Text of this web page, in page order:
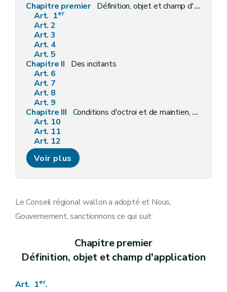
Chapitre premier Définition, objet et champ d'application
Art. 1er
Art. 2
Art. 3
Art. 4
Art. 5
Chapitre II
Des incitants
Art. 6
Art. 7
Art. 8
Art. 9
Chapitre III Conditions d'octroi et de maintien, procédures de demande et d'octroi, modalités de liquidation, de contrôle et sanctions
Art. 10
Art. 11
Art. 12
Art. 13
Art. 14
Art. 14/1
Art. 17
Art. 17/1
Chapitre (De la récolte et de la gestion des données - Décret du 25 avril 2024, art.16)
Art. 17/5
Art. 19
Voir plus
Le Conseil régional wallon a adopté et Nous,
Gouvernement, sanctionnons ce qui suit:
Chapitre premier
Définition, objet et champ d'application
Art. 1er.